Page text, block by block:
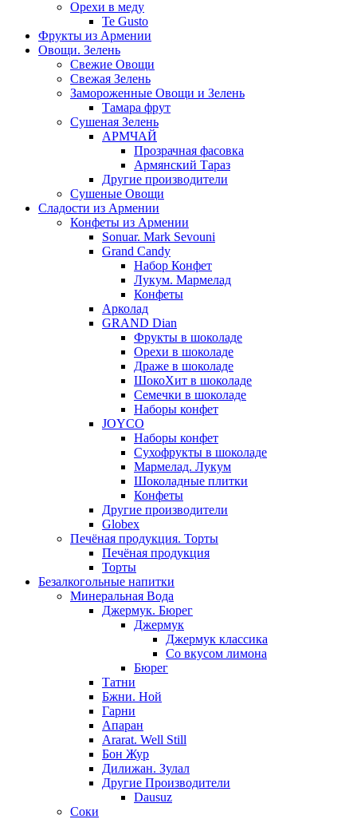
Орехи в меду
Te Gusto
Фрукты из Армении
Овощи. Зелень
Свежие Овощи
Свежая Зелень
Замороженные Овощи и Зелень
Тамара фрут
Сушеная Зелень
АРМЧАЙ
Прозрачная фасовка
Армянский Тараз
Другие производители
Сушеные Овощи
Сладости из Армении
Конфеты из Армении
Sonuar. Mark Sevouni
Grand Candy
Набор Конфет
Лукум. Мармелад
Конфеты
Арколад
GRAND Dian
Фрукты в шоколаде
Орехи в шоколаде
Драже в шоколаде
ШокоХит в шоколаде
Семечки в шоколаде
Наборы конфет
JOYCO
Наборы конфет
Сухофрукты в шоколаде
Мармелад. Лукум
Шоколадные плитки
Конфеты
Другие производители
Globex
Печёная продукция. Торты
Печёная продукция
Торты
Безалкогольные напитки
Минеральная Вода
Джермук. Бюрег
Джермук
Джермук классика
Со вкусом лимона
Бюрег
Татни
Бжни. Ной
Гарни
Апаран
Ararat. Well Still
Бон Жур
Дилижан. Зулал
Другие Производители
Dausuz
Соки